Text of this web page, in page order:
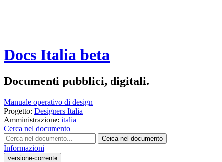
Docs Italia beta
Documenti pubblici, digitali.
Manuale operativo di design
Progetto: Designers Italia
Amministrazione: italia
Cerca nel documento
Cerca nel documento
Informazioni
versione-corrente